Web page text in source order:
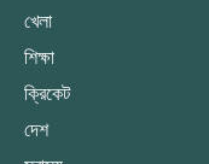
খেলা
শিক্ষা
ক্রিকেট
দেশ